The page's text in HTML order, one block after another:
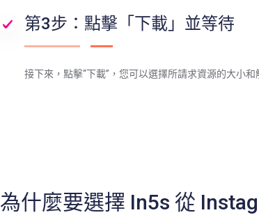
第3步：點擊「下載」並等待
接下來，點擊“下載”，您可以選擇所請求資源的大小和
為什麼要選擇 In5s 從